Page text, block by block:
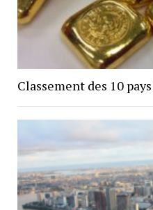
Classement des 10